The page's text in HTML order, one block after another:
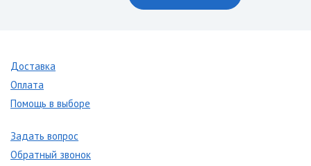
Доставка
Оплата
Помощь в выборе
Задать вопрос
Обратный звонок